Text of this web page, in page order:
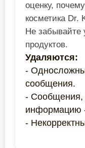
оценку,
косметика Dr.
Не забывайте
продуктов.
Удаляются:
-
сообщения.
- Сообщения,
информацию
-